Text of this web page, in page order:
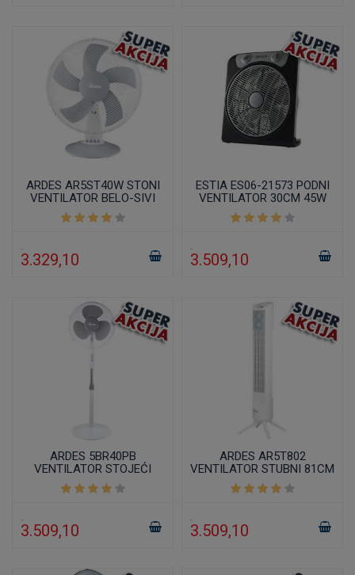
ARDES AR5ST40W STONI
VENTILATOR BELO-SIVI
3.329,10
ESTIA ES06-21573 PODNI
VENTILATOR 30CM 45W
TAJMER
3.509,10
ARDES 5BR40PB
VENTILATOR STOJEĆI
40CM/40W SA
POSTOLJEM
3.509,10
ARDES AR5T802
VENTILATOR STUBNI 81CM
BELI
3.509,10